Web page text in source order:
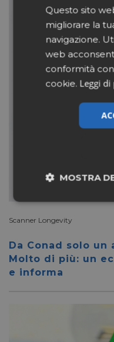
Scanner Longevity
Da Conad solo
Molto di più: un
e informa
Questo sito
migliorare la
navigazione.
web
conformità
cookie. Leggi di
MOSTRA
Necessari